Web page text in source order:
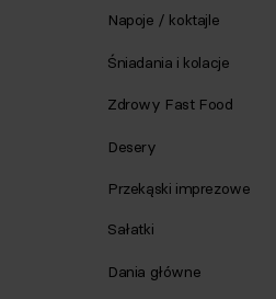
Napoje / koktajle
Śniadania i kolacje
Zdrowy Fast Food
Desery
Przekąski imprezowe
Sałatki
Dania główne